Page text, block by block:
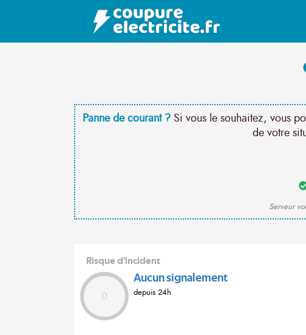
Panne de courant ? Si vous le souhaitez, vous
de votre
Serveur
Risque d'incident
0
Aucun signalement
depuis 24h